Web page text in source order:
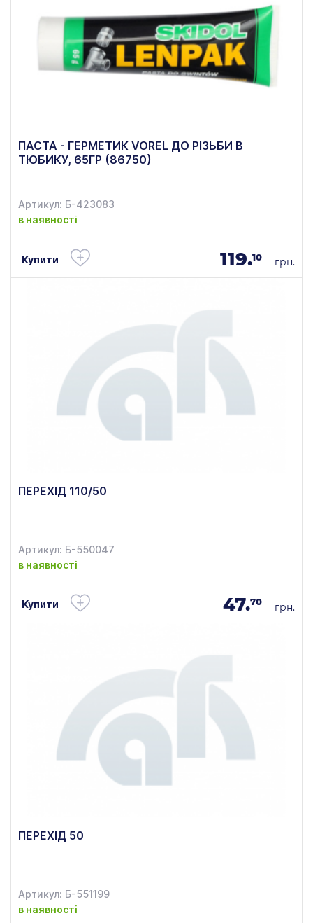
ПАСТА - ГЕРМЕТИК VOREL ДО РІЗЬБИ В
ТЮБИКУ, 65ГР (86750)
Артикул: Б-423083
в наявності
Купити 119.10 грн.
ПЕРЕХІД 110/50
Артикул: Б-550047
в наявності
Купити 47.70 грн.
ПЕРЕХІД 50
Артикул: Б-551199
в наявності